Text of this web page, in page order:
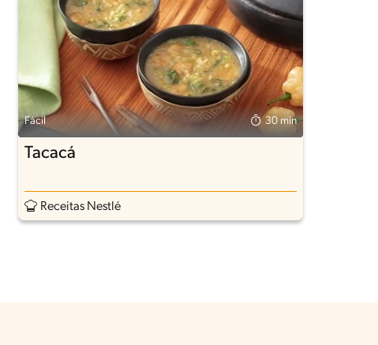
Fácil 30 min
Tacacá
Receitas Nestlé